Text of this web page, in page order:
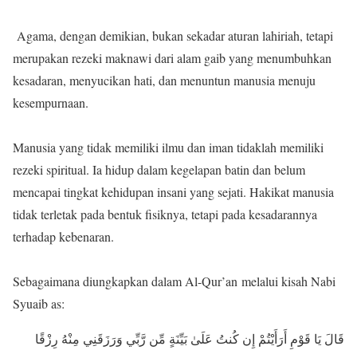
Agama, dengan demikian, bukan sekadar aturan lahiriah, tetapi
merupakan rezeki maknawi dari alam gaib yang menumbuhkan
kesadaran, menyucikan hati, dan menuntun manusia menuju
kesempurnaan.
Manusia yang tidak memiliki ilmu dan iman tidaklah memiliki
rezeki spiritual. Ia hidup dalam kegelapan batin dan belum
mencapai tingkat kehidupan insani yang sejati. Hakikat manusia
tidak terletak pada bentuk fisiknya, tetapi pada kesadarannya
terhadap kebenaran.
Sebagaimana diungkapkan dalam Al-Qur’an melalui kisah Nabi
Syuaib as:
قَالَ يَا قَوْمِ أَرَأَيْتُمْ إِن كُنتُ عَلَىٰ بَيِّنَةٍ مِّن رَّبِّي وَرَزَقَنِي مِنْهُ رِزْقًا